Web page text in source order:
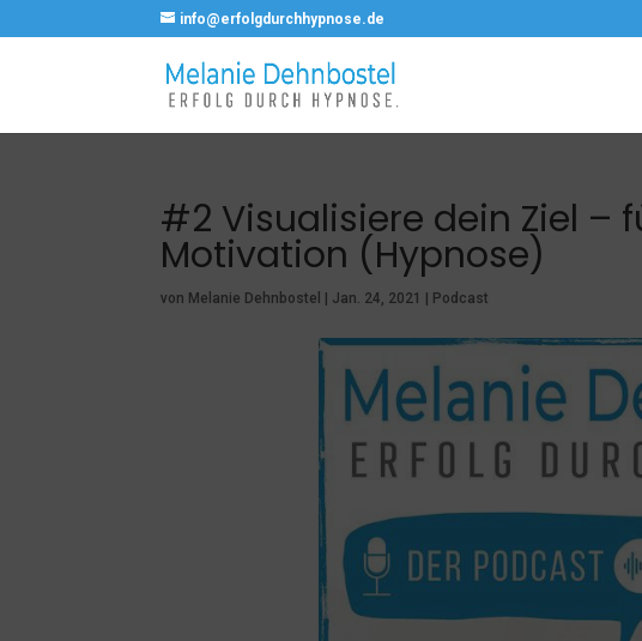
info@erfolgdurchhypnose.de
#2 Visualisiere dein Ziel –
Motivation (Hypnose)
von Melanie Dehnbostel Jan. 24, 2021 Podcast